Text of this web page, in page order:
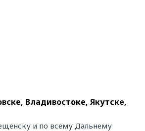
Владивостоке, Якутске,
и по всему Дальнему